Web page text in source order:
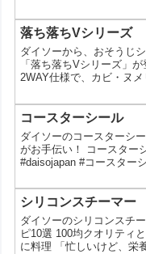
のではないでしょうか？
のダイソーで、お正月パ
続々と登場しています。
おしゃれなパーティーの
落ち落ちVシリーズ
ダイソーから、おそうじ
「落ち落ちVシリーズ」
2WAY仕様で、カビ・ヌ
もちろん、日々の部分掃
うじシート＋メラミンの
片面でおそうじシート、
清掃アイテムです。ひと
の...
コースターシール
ダイソーのコースターシ
がお手伝い！ コースター
#daisojapan #コースター
シール６枚 100円(税抜) #
シール ※店舗によって品
す。...
シリコンスチーマー
ダイソーのシリコンスチ
ピ10選 100均クオリティ
に料理 「忙しいけど、栄